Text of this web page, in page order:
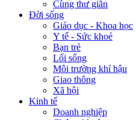
Cùng thư giãn
Đời sống
Giáo dục - Khoa học
Y tế - Sức khoẻ
Bạn trẻ
Lối sống
Môi trường khí hậu
Giao thông
Xã hội
Kinh tế
Doanh nghiệp